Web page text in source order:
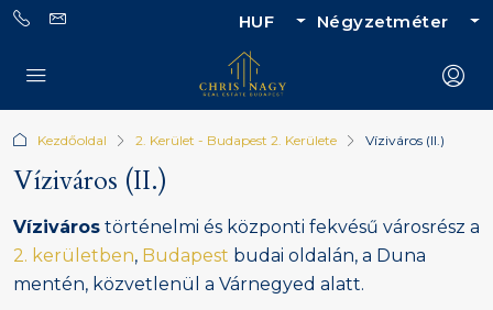
HUF Négyzetméter
Kezdőoldal 2. Kerület - Budapest 2. Kerülete Víziváros (II.)
Víziváros (II.)
Víziváros történelmi és központi fekvésű városrész a
2. kerületben, Budapest budai oldalán, a Duna
mentén, közvetlenül a Várnegyed alatt.